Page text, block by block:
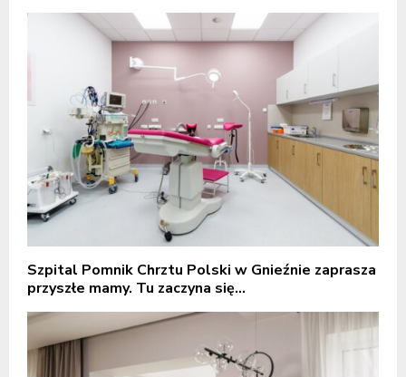
Szpital Pomnik Chrztu Polski w Gnieźnie zaprasza
przyszłe mamy. Tu zaczyna się...